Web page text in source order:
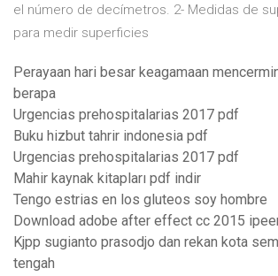
el número de decímetros. 2- Medidas de
para medir superficies
Perayaan hari besar keagamaan
berapa
Urgencias prehospitalarias 2017 pdf
Buku hizbut tahrir indonesia pdf
Urgencias prehospitalarias 2017 pdf
Mahir kaynak kitapları pdf indir
Tengo estrias en los gluteos soy hombre
Download adobe after effect cc 2015
Kjpp sugianto prasodjo dan rekan kota
tengah